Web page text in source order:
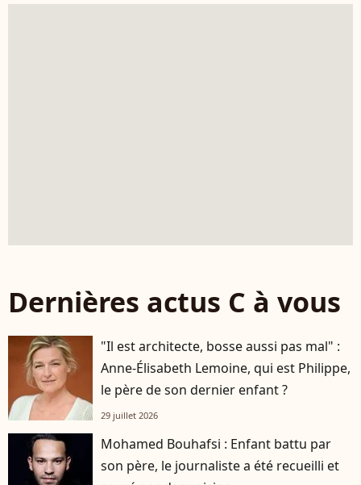
Dernières actus C à vous
"Il est architecte, bosse aussi pas mal" :
Anne-Élisabeth Lemoine, qui est Philippe,
le père de son dernier enfant ?
29 juillet 2026
Mohamed Bouhafsi : Enfant battu par
son père, le journaliste a été recueilli et